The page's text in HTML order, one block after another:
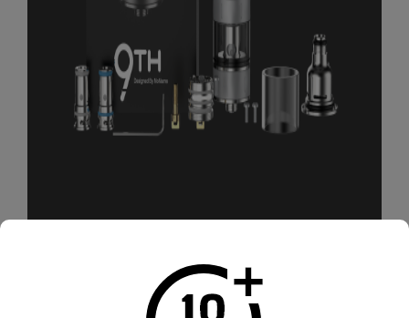
CARACTÉRISTIQUES DU 9TH TANK ASPIRE
- Diamètre : 24 mm